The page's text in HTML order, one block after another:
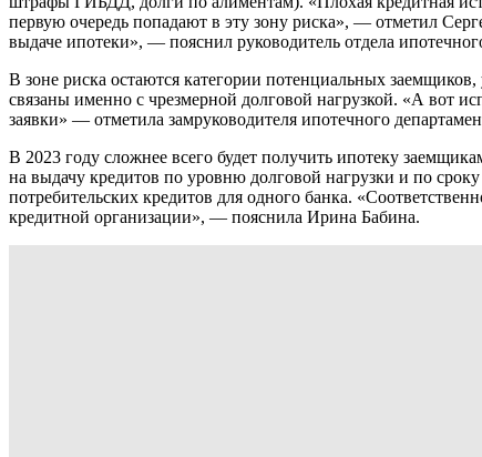
первую очередь попадают в эту зону риска», — отметил
выдаче ипотеки», — пояснил руководитель отдела
В зоне риска остаются категории потенциальных
связаны именно с чрезмерной долговой нагрузкой. «А вот
заявки» — отметила замруководителя ипотечного
В 2023 году сложнее всего будет получить ипотеку
на выдачу кредитов по уровню долговой нагрузки и по
потребительских кредитов для одного банка.
кредитной организации», — пояснила Ирина Бабина.